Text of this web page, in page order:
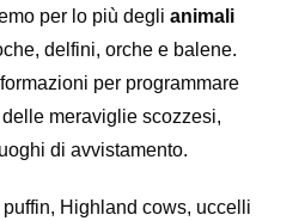
per lo più degli animali
delfini, orche e balene.
per programmare
meraviglie scozzesi,
di avvistamento.
Highland cows, uccelli